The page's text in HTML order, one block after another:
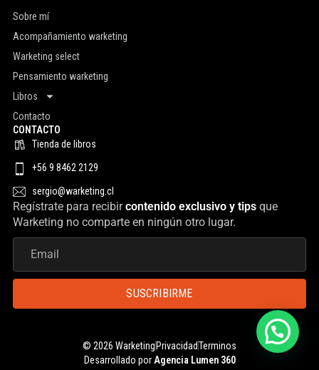
Sobre mí
Acompañamiento warketing
Warketing select
Pensamiento warketing
Libros
Contacto
CONTACTO
Tienda de libros
+56 9 8462 2129
sergio@warketing.cl
Regístrate para recibircontenido exclusivo y tipsque
Warketing no comparte en ningún otro lugar.
SUSCRIBIRME
© 2026 Warketing PrivacidadTerminos
Desarrollado por Agencia Lumen 360